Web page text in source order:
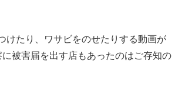
けたり、ワサビをのせたりする動画が
被害届を出す店もあったのはご存知の